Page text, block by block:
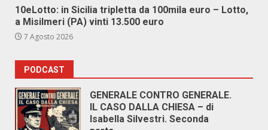
10eLotto: in Sicilia tripletta da 100mila euro – Lotto,
a Misilmeri (PA) vinti 13.500 euro
7 Agosto 2026
PODCAST
GENERALE CONTRO GENERALE.
IL CASO DALLA CHIESA – di
Isabella Silvestri. Seconda